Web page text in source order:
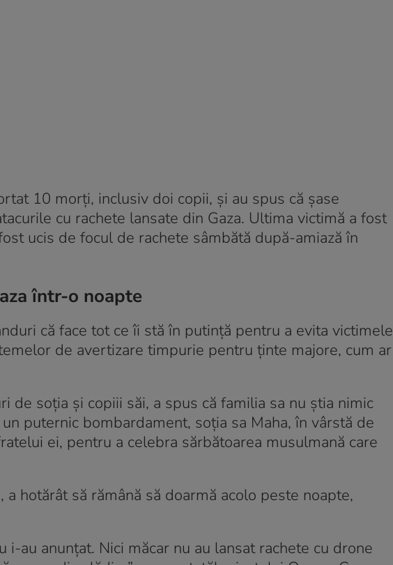
10 morți, inclusiv doi copii, și au spus că șase
cu rachete lansate din Gaza. Ultima victimă a fost
ucis de focul de rachete sâmbătă după-amiază în
într-o noapte
că face tot ce îi stă în putință pentru a evita victimele
de avertizare timpurie pentru ținte majore, cum ar
de soția și copiii săi, a spus că familia sa nu știa nimic
puternic bombardament, soția sa Maha, în vârstă de
ei, pentru a celebra sărbătoarea musulmană care
a hotărât să rămână să doarmă acolo peste noapte,
i-au anunțat. Nici măcar nu au lansat rachete cu drone